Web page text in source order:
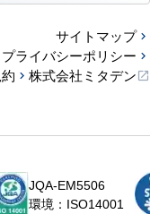
サイトマップ
プライバシーポリシー
株式会社ミタデン
JQA-EM5506
環境：ISO14001